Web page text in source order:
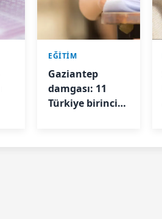
EĞİTİM
Gaziantep
damgası: 11
Türkiye birincisi